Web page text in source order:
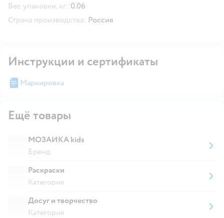
Вес упаковки, кг: 0.06
Страна производства: Россия
Инструкции и сертификаты
Маркировка
Ещё товары
МОЗАИКА kids
Бренд
Раскраски
Категория
Досуг и творчество
Категория